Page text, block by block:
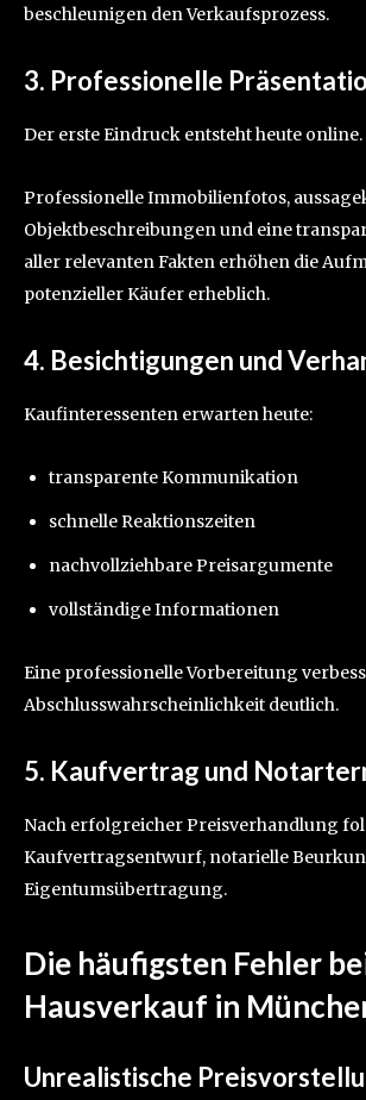
beschleunigen den Verkaufsprozess.
3. Professionelle
Der erste Eindruck entsteht heute online.
Professionelle Immobilienfotos,
Objektbeschreibungen und eine
aller relevanten Fakten erhöhen die
potenzieller Käufer erheblich.
4. Besichtigungen und
Kaufinteressenten erwarten heute:
transparente Kommunikation
schnelle Reaktionszeiten
nachvollziehbare Preisargumente
vollständige Informationen
Eine professionelle Vorbereitung
Abschlusswahrscheinlichkeit deutlich.
5. Kaufvertrag und
Nach erfolgreicher Preisverhandlung
Kaufvertragsentwurf, notarielle
Eigentumsübertragung.
Die häufigsten Fehler
Hausverkauf in
Unrealistische